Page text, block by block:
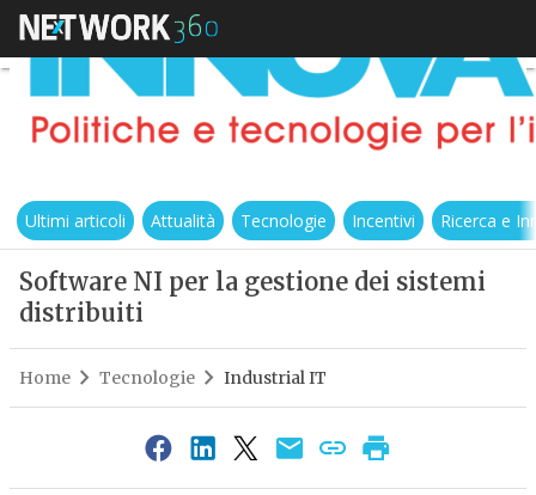
Ultimi articoli Attualità Tecnologie Incentivi Ricerca e
Software NI per la gestione dei sistemi
distribuiti
Home Tecnologie Industrial IT